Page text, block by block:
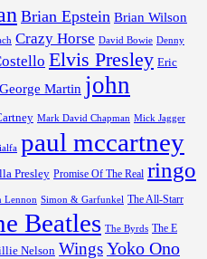
Brian Epstein Brian Wilson
Crazy Horse David Bowie Denny
Elvis Presley Eric
George Martin john
Mark David Chapman Mick Jagger
paul mccartney
Presley Promise Of The Real ringo
Lennon Simon & Garfunkel The All-Starr
Beatles The Byrds The E
Nelson WingsYoko Ono